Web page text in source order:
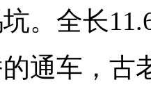
。全长
通车，古